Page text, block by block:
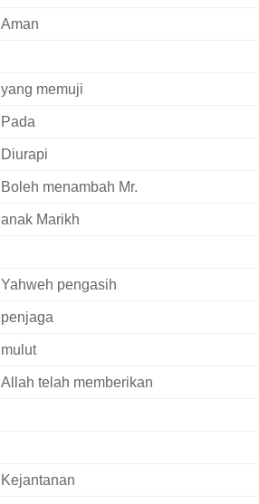
Aman
yang memuji
Pada
Diurapi
Boleh menambah Mr.
anak Marikh
Yahweh pengasih
penjaga
mulut
Allah telah memberikan
Kejantanan